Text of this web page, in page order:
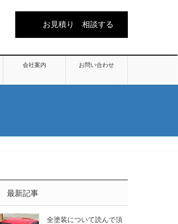
お見積り 相談する
会社案内 お問い合わせ
最新記事
全塗装について読んで頂